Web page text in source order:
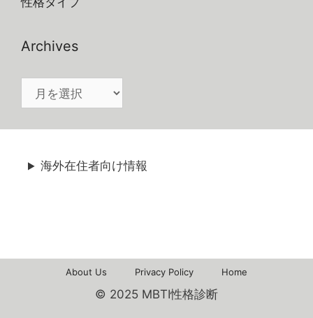
Archives
Archives
海外在住者向け情報
About Us Privacy Policy Home
© 2025 MBTI性格診断